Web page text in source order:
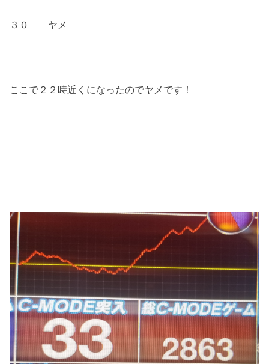
３０ ヤメ
ここで２２時近くになったのでヤメです！